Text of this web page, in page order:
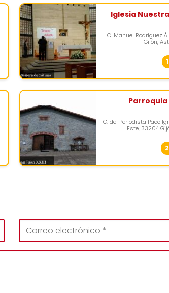
Iglesia
C. Manuel Rodríguez
Gijón,
Parroquia
C. del Periodista Paco
Este, 33204